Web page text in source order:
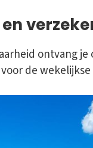
ontvang
de